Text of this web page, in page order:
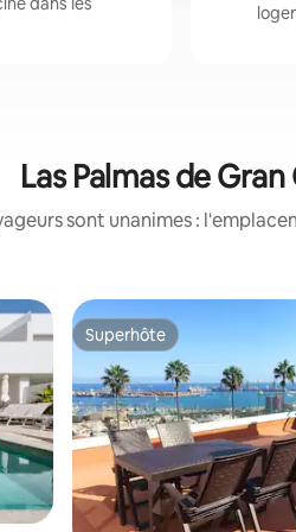
Las Palmas de
sont unanimes :
Superhôte
Superhôte